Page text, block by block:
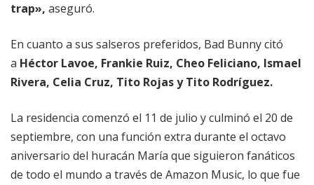
trap», aseguró.
En cuanto a sus salseros preferidos, Bad Bunny citó
a Héctor Lavoe, Frankie Ruiz, Cheo Feliciano, Ismael
Rivera, Celia Cruz, Tito Rojas y Tito Rodríguez.
La residencia comenzó el 11 de julio y culminó el 20 de
septiembre, con una función extra durante el octavo
aniversario del huracán María que siguieron fanáticos
de todo el mundo a través de Amazon Music, lo que fue